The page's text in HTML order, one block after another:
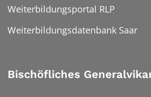
Weiterbildungsportal RLP
Weiterbildungsdatenbank Saar
Bischöfliches